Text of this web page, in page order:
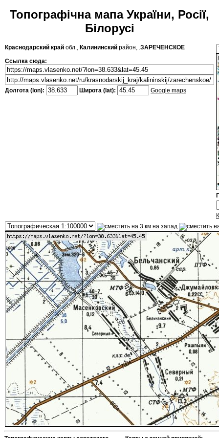
Топографічна мапа України, Росії,
Білорусі
Краснодарский край обл., Калининский район, .ЗАРЕЧЕНСКОЕ
Ссылка сюда:
Долгота (lon): Широта (lat): Google maps